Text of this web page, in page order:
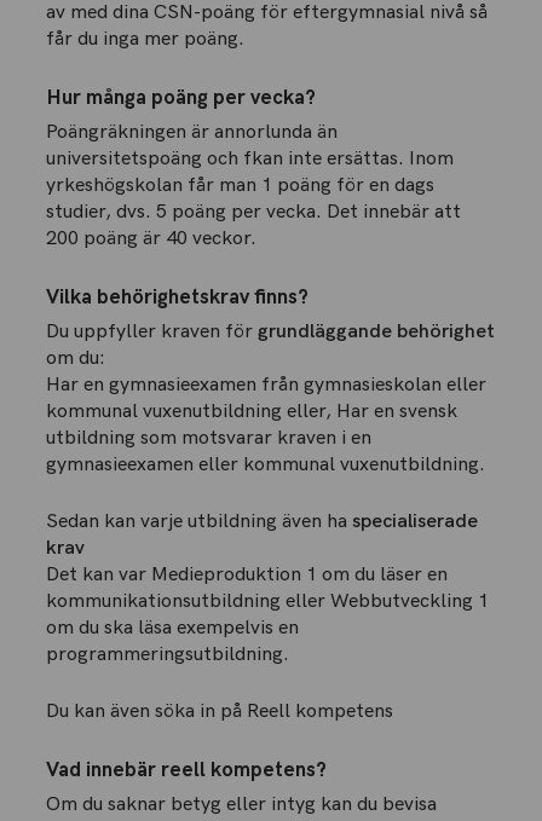
av med dina CSN-poäng för eftergymnasial nivå så
får du inga mer poäng.
Hur många poäng per vecka?
Poängräkningen är annorlunda än
universitetspoäng och fkan inte ersättas. Inom
yrkeshögskolan får man 1 poäng för en dags
studier, dvs. 5 poäng per vecka. Det innebär att
200 poäng är 40 veckor.
Vilka behörighetskrav finns?
Du uppfyller kraven för grundläggande behörighet
om du:
Har en gymnasieexamen från gymnasieskolan eller
kommunal vuxenutbildning eller, Har en svensk
utbildning som motsvarar kraven i en
gymnasieexamen eller kommunal vuxenutbildning.
Sedan kan varje utbildning även ha specialiserade
krav
Det kan var Medieproduktion 1 om du läser en
kommunikationsutbildning eller Webbutveckling 1
om du ska läsa exempelvis en
programmeringsutbildning.
Du kan även söka in på Reell kompetens
Vad innebär reell kompetens?
Om du saknar betyg eller intyg kan du bevisa